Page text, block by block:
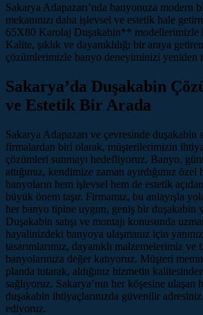
Sakarya Adapazarı’nda banyonuza modern
mekanınızı daha işlevsel ve estetik hale
65X80 Karolaj Duşakabin** modellerimizle
Kalite, şıklık ve dayanıklılığı bir araya
çözümlerimizle banyo deneyiminizi yeniden
Sakarya’da Duşakabin
ve Estetik Bir Arada
Sakarya Adapazarı ve çevresinde duşakabin
firmalardan biri olarak, müşterilerimizin
çözümleri sunmayı hedefliyoruz. Banyo,
attığımız, kendimize zaman ayırdığımız
banyoların hem işlevsel hem de estetik
büyük önem taşır. Firmamız, bu anlayışla
her banyo tipine uygun, geniş bir duşakabin
Duşakabin satışı ve montajı konusunda
hayalinizdeki banyoya ulaşmanız için
tasarımlarımız, dayanıklı malzemelerimiz
banyolarınıza değer katıyoruz. Müşteri
planda tutarak, aldığınız hizmetin
sağlıyoruz. Sakarya’nın her köşesine ulaşan
duşakabin ihtiyaçlarınızda güvenilir
ediyoruz.